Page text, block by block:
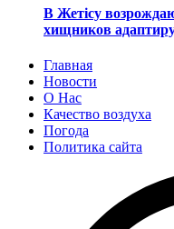
В Жетісу
хищников
Главная
Новости
О Нас
Качество воздуха
Погода
Политика сайта